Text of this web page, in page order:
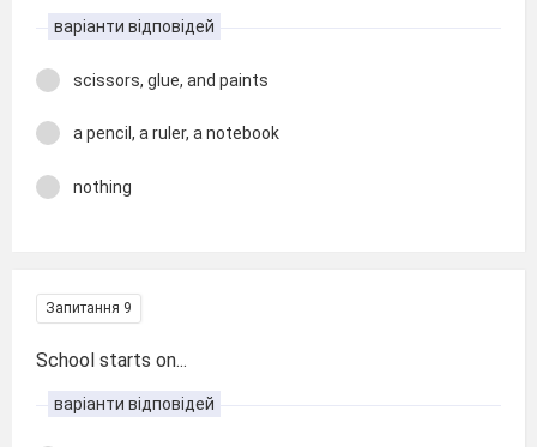
варіанти відповідей
scissors, glue, and paints
a pencil, a ruler, a notebook
nothing
Запитання 9
School starts on...
варіанти відповідей